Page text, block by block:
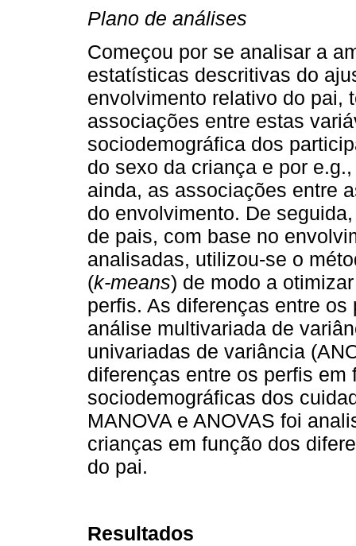
Plano de análises
Começou por se analisar a
estatísticas descritivas do
envolvimento relativo do pai,
associações entre estas
sociodemográfica dos
do sexo da criança e por
ainda, as associações entre
do envolvimento. De
de pais, com base no
analisadas, utilizou-se o
(k-means) de modo a
perfis. As diferenças entre
análise multivariada de
univariadas de variância
diferenças entre os perfis em
sociodemográficas dos
MANOVA e ANOVAS foi
crianças em função dos
do pai.
Resultados